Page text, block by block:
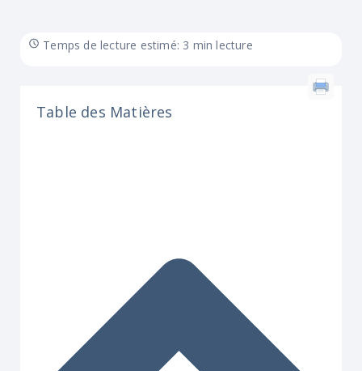
Temps de lecture estimé: 3 min lecture
Table des Matières